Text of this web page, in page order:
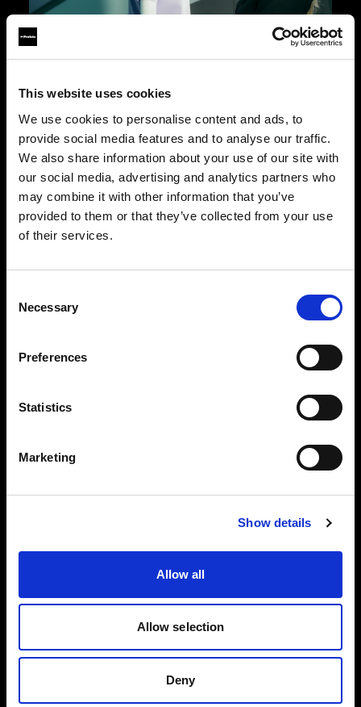
This website uses cookies
We use cookies to personalise content and ads, to
provide social media features and to analyse our traffic.
We also share information about your use of our site with
our social media, advertising and analytics partners who
may combine it with other information that you’ve
provided to them or that they’ve collected from your use
of their services.
Selection
Necessary
Preferences
Statistics
Marketing
Show details
Allow all
Allow selection
Deny
On-Mannequin-Fotografie
Profoto StyleShoots Vertical liefert schnell und
einfach konsistente, hintergrundfreie Bilder. Für
Unternehmen, die nach kreativer Freiheit suchen,
bietet unsere anpassbare Lösung eine Vielzahl
von Möglichkeiten zur Lichtgestaltung, mit
denen Sie eindrucksvolle Bilder erstellen können,
Unsere Flatlay-Lösungen wurden für die
dynamischen Anforderungen des E-Commerce
Sie bei der Aufnahme von qualitativ
hochwertigen Produktbildern, die für mehr
Effizienz und Unkompliziertheit von Profoto
StyleShoots Horizontal und der vollen kreativen